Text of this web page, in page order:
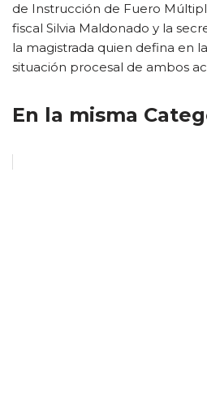
de Instrucción de Fuero
fiscal Silvia Maldonado y la
la magistrada quien defina en
situación procesal de ambos
En la misma